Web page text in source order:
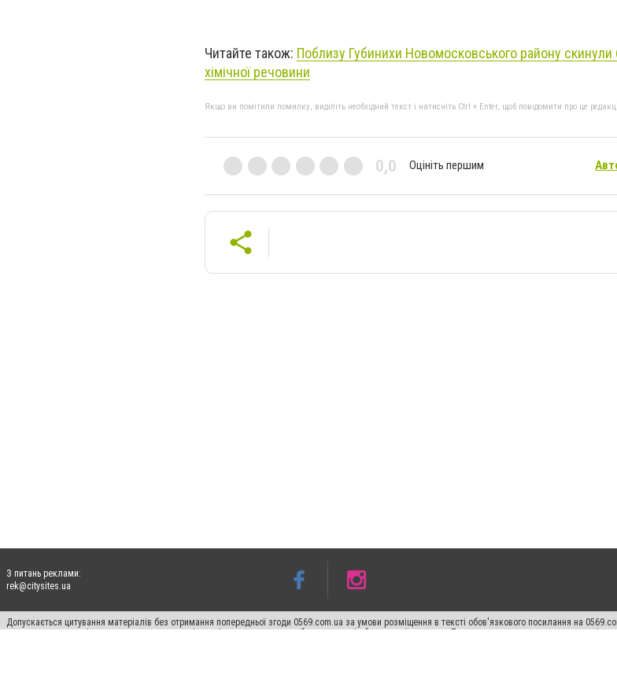
Читайте також: Поблизу Губинихи Новомосковського району скинули
хімічної речовини
Якщо ви помітили помилку, виділіть необхідний текст і натисніть Ctrl + Enter, щоб повідомити про це
0,0 Оцініть першим
З питань реклами:
rek@citysites.ua
Допускається цитування матеріалів без отримання попередньої згоди 0569.com.ua за умови розміщення в тексті обов'язкового посилання на
пошукових систем гіперпосилання на цитовані статті не нижче другого абзацу в тексті або в якості джерела. Порушення виняткових прав